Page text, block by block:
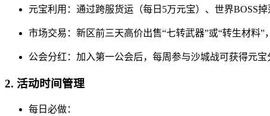
元宝利用：通过跨服货运（每日5万元宝）、世界BOSS
市场交易：新区前三天高价出售“七转武器”或“转生材料”
公会分红：加入第一公会后，每周参与沙城战可获得元宝
2. 活动时间管理
每日必做：